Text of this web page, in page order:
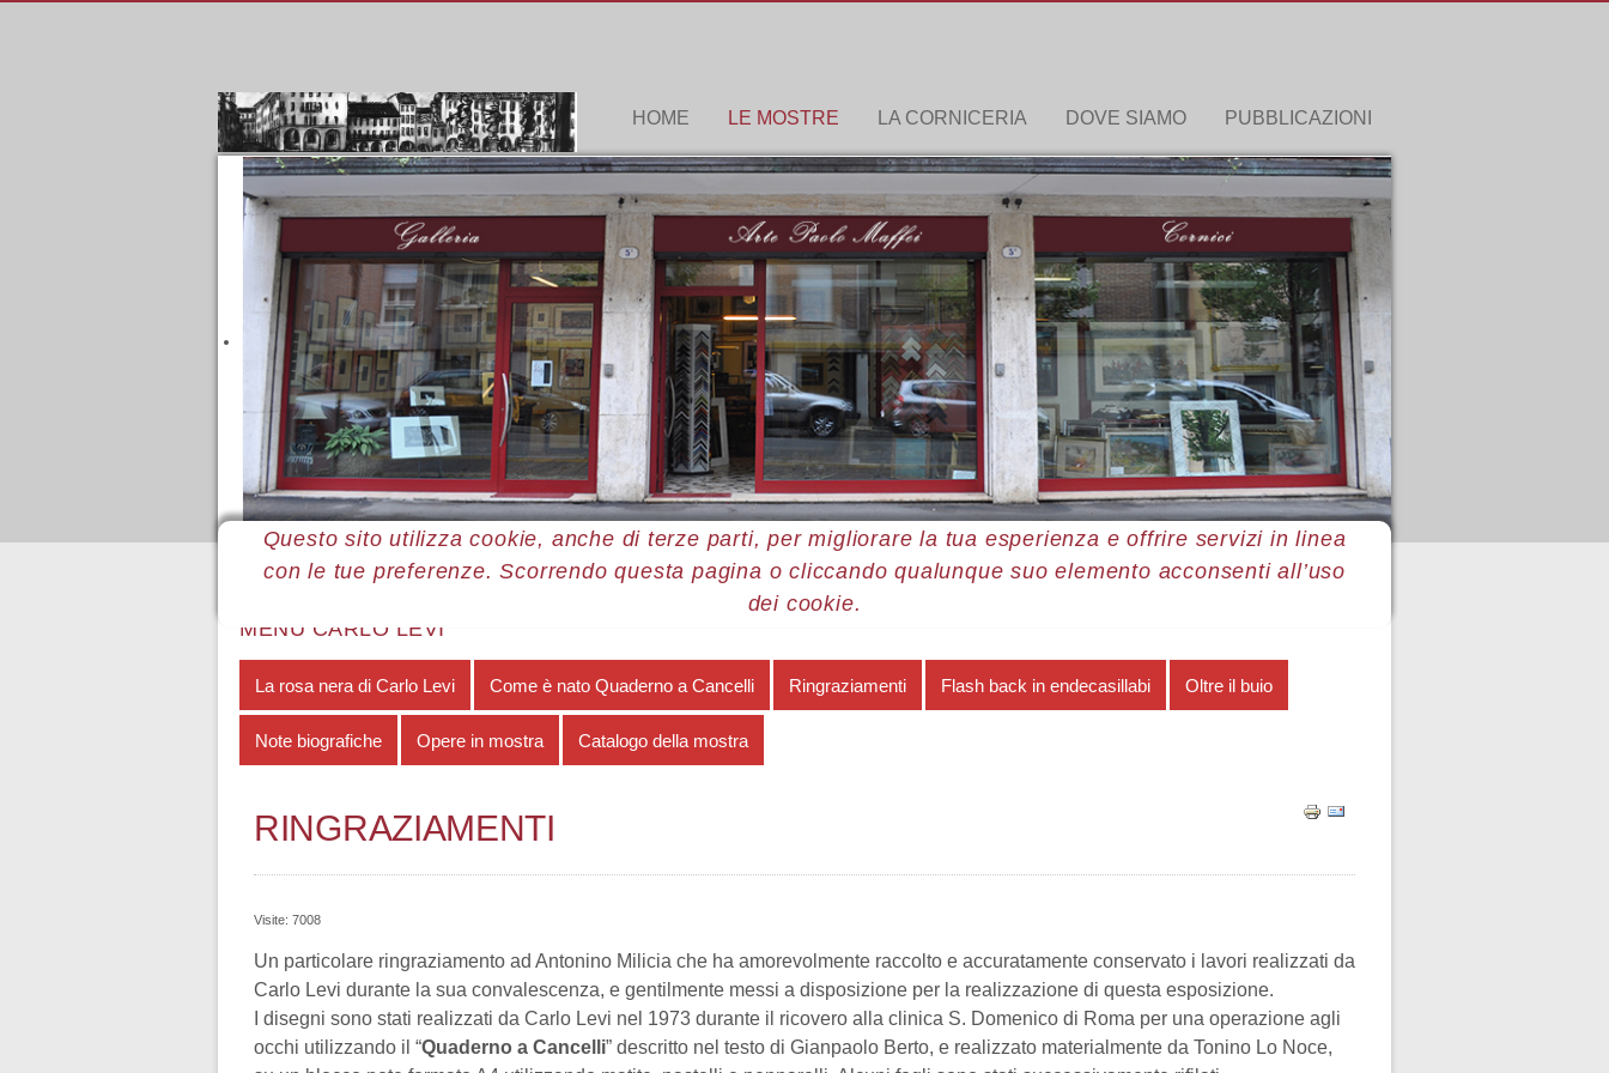
HOME LE MOSTRE LA CORNICERIA DOVE SIAMO PUBBLICAZIONI
Questo sito utilizza cookie, anche di terze parti, per migliorare la tua esperienza e offrire servizi in linea
con le tue preferenze. Scorrendo questa pagina o cliccando qualunque suo elemento acconsenti all’uso
dei cookie.
Sei qui: Home Le mostre Mostre 2013 Carlo Levi Ringraziamenti
MENÙ CARLO LEVI
La rosa nera di Carlo Levi Come è nato Quaderno a Cancelli Ringraziamenti Flash back in endecasillabi Oltre il buio
Note biografiche Opere in mostra Catalogo della mostra
RINGRAZIAMENTI
Visite: 7008
Un particolare ringraziamento ad Antonino Milicia che ha amorevolmente raccolto e accuratamente conservato i lavori realizzati da
Carlo Levi durante la sua convalescenza, e gentilmente messi a disposizione per la realizzazione di questa esposizione.
I disegni sono stati realizzati da Carlo Levi nel 1973 durante il ricovero alla clinica S. Domenico di Roma per una operazione agli
occhi utilizzando il “Quaderno a Cancelli” descritto nel testo di Gianpaolo Berto, e realizzato materialmente da Tonino Lo Noce,